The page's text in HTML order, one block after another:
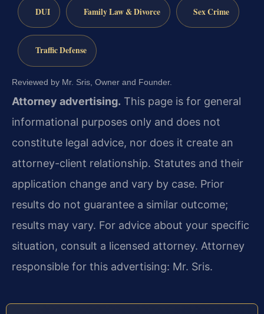
DUI Family Law & Divorce Sex Crime
Traffic Defense
Reviewed by Mr. Sris, Owner and Founder.
Attorney advertising. This page is for general
informational purposes only and does not
constitute legal advice, nor does it create an
attorney-client relationship. Statutes and their
application change and vary by case. Prior
results do not guarantee a similar outcome;
results may vary. For advice about your specific
situation, consult a licensed attorney. Attorney
responsible for this advertising: Mr. Sris.